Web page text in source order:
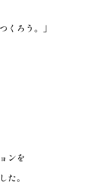
くろう。」
ンを
た。